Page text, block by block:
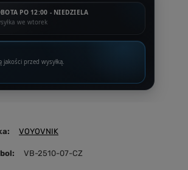
PO 12:00 - NIEDZIELA
we wtorek
przed wysyłką.
VOYOVNIK
VB-2510-07-CZ